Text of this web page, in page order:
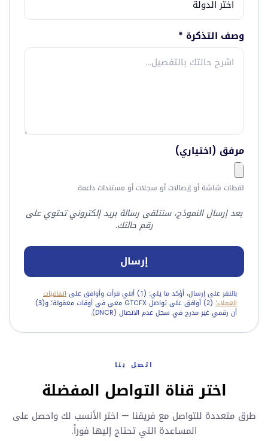
وصف التذكرة *
مرفق (اختياري)
لقطات شاشة أو إيصالات أو سجلات أو مستندات داعمة.
بعد إرسال النموذج، ستتلقى رسالة بريد إلكتروني تحتوي على
رقم حالتك.
إرسال
بالنقر على إرسال، أؤكد ما يلي: (1) أنني قرأت وأوافق على اتفاقيات
العملاء؛ (2) أوافق على تواصل GTCFX معي في أوقات معقولة؛ و(3)
أن رقمي غير مدرج في سجل عدم الاتصال (DNCR).
اتصل بنا
اختر قناة التواصل المفضلة
طرق متعددة للتواصل مع فريقنا — اختر الأنسب لك واحصل على
المساعدة التي تحتاج إليها فوراً.